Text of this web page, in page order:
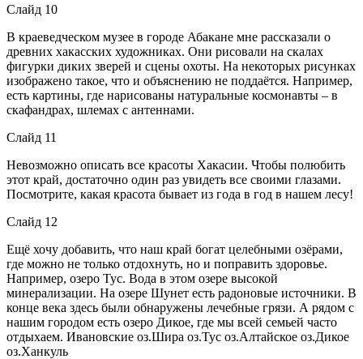
Слайд 10
В краеведческом музее в городе Абакане мне рассказали о
древних хакасских художниках. Они рисовали на скалах
фигурки диких зверей и сцены охоты. На некоторых рисунках
изображено такое, что и объяснению не поддаётся. Например,
есть картины, где нарисованы натуральные космонавты – в
скафандрах, шлемах с антеннами.
Слайд 11
Невозможно описать все красоты Хакасии. Чтобы полюбить
этот край, достаточно один раз увидеть все своими глазами.
Посмотрите, какая красота бывает из года в год в нашем лесу!
Слайд 12
Ещё хочу добавить, что наш край богат целебными озёрами,
где можно не только отдохнуть, но и поправить здоровье.
Например, озеро Тус. Вода в этом озере высокой
минерализации. На озере Шунет есть радоновые источники. В
конце века здесь были обнаружены лечебные грязи. А рядом с
нашим городом есть озеро Дикое, где мы всей семьей часто
отдыхаем. Ивановские оз.Шира оз.Тус оз.Алтайское оз.Дикое
оз.Ханкуль